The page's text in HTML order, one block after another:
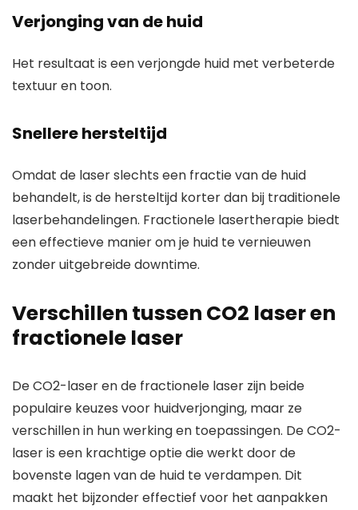
Verjonging van de huid
Het resultaat is een verjongde huid met verbeterde
textuur en toon.
Snellere hersteltijd
Omdat de laser slechts een fractie van de huid
behandelt, is de hersteltijd korter dan bij traditionele
laserbehandelingen. Fractionele lasertherapie biedt
een effectieve manier om je huid te vernieuwen
zonder uitgebreide downtime.
Verschillen tussen CO2 laser en
fractionele laser
De CO2-laser en de fractionele laser zijn beide
populaire keuzes voor huidverjonging, maar ze
verschillen in hun werking en toepassingen. De CO2-
laser is een krachtige optie die werkt door de
bovenste lagen van de huid te verdampen. Dit
maakt het bijzonder effectief voor het aanpakken